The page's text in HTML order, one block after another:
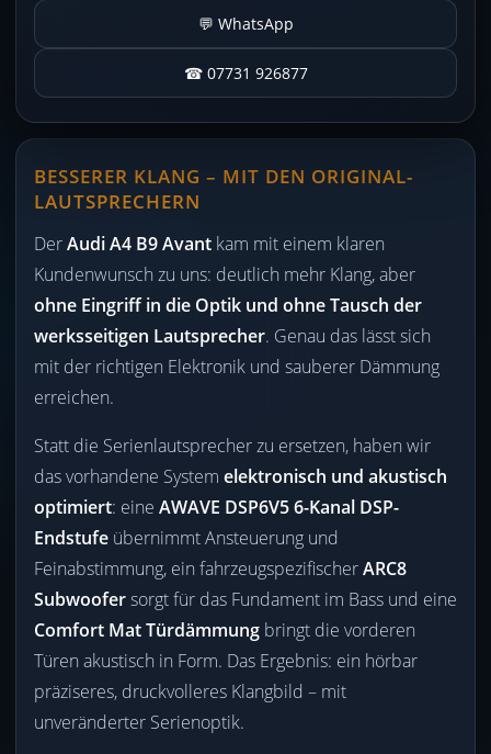
💬 WhatsApp
☎ 07731 926877
BESSERER KLANG – MIT DEN ORIGINAL-
LAUTSPRECHERN
DerAudi A4 B9 Avant kam mit einem klaren
Kundenwunsch zu uns: deutlich mehr Klang, aber
ohne Eingriff in die Optik und ohne Tausch der
werksseitigen Lautsprecher. Genau das lässt sich
mit der richtigen Elektronik und sauberer Dämmung
erreichen.
Statt die Serienlautsprecher zu ersetzen, haben wir
das vorhandene System elektronisch und akustisch
optimiert: eine AWAVE DSP6V5 6-Kanal DSP-
Endstufe übernimmt Ansteuerung und
Feinabstimmung, ein fahrzeugspezifischerARC8
Subwoofersorgt für das Fundament im Bass und eine
Comfort Mat Türdämmung bringt die vorderen
Türen akustisch in Form. Das Ergebnis: ein hörbar
präziseres, druckvolleres Klangbild – mit
unveränderter Serienoptik.